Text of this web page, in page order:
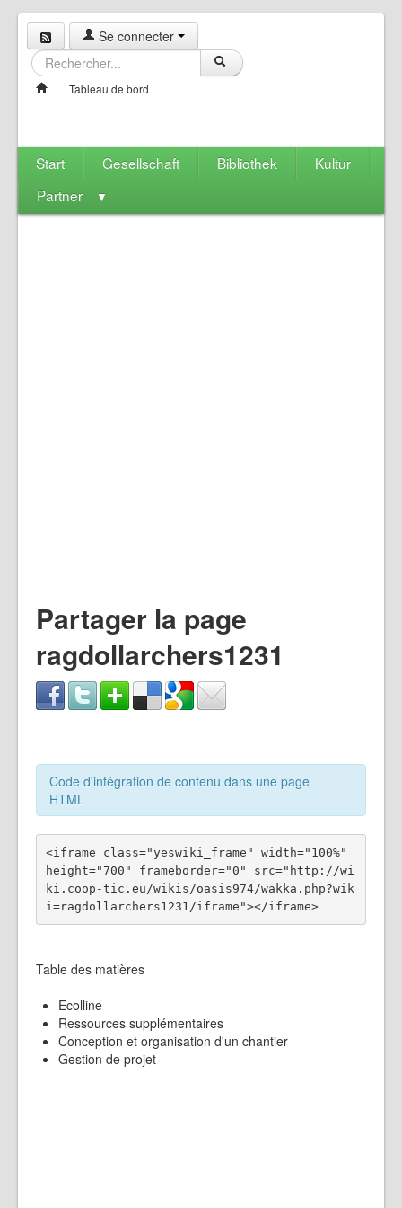
Se connecter
Tableau de bord
Start Gesellschaft Bibliothek
Kultur
Partner
▼
Partager la page
ragdollarchers1231
Code d'intégration de contenu dans une page
HTML
<iframe class="yeswiki_frame" width="100%"
height="700" frameborder="0" src="http://wi
ki.coop-tic.eu/wikis/oasis974/wakka.php?wik
i=ragdollarchers1231/iframe"></iframe>
Table des matières
Ecolline
Ressources supplémentaires
Conception et organisation d'un chantier
Gestion de projet